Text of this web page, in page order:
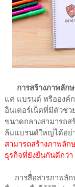
การสร้างภาพลั
แค่ แบรนด์ หรือองค์
อินเตอร์เน็ตที่มีตัวช่
ขนาดกลางสามารถ
ล้มแบรนด์ใหญ่ได้อย่
สามารถสร้างภาพลั
ธุรกิจที่ยังยืนกันดีกว่า
การสื่่อสารภาพลัก